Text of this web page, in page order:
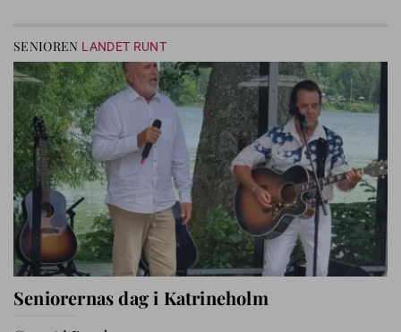
SENIOREN LANDET RUNT
Seniorernas dag i Katrineholm